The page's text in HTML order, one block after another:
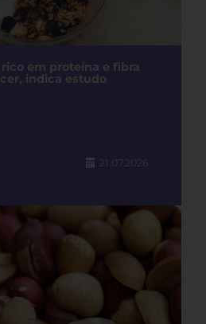
em proteína e fibra
indica estudo
21.07.2026